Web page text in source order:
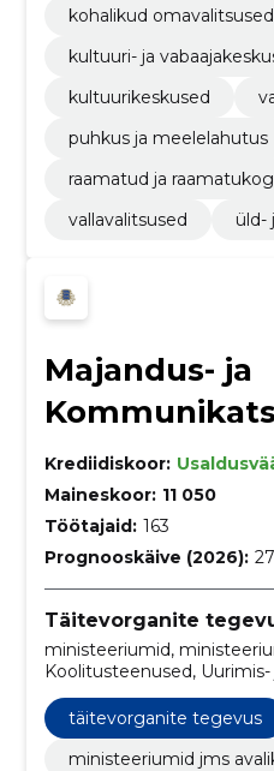
teenused, vallavalitsused
kohalikud omavalitsused
kultuuri- ja
kultuurikeskused
puhkus ja meelelahutus
raamatud ja
vallavalitsused
üld-
Majandus- ja
Krediidiskoor:
Maineskoor: 11 050
Töötajaid: 163
Prognooskäive (2026):
Täitevorganite
ministeeriumid,
Koolitusteenused, Uurimis-
Serverid, Telefoni- ja
Uurimis- ja arendustöö
Õhutranspordi
täitevorganite tegevus
ministeeriumid jms